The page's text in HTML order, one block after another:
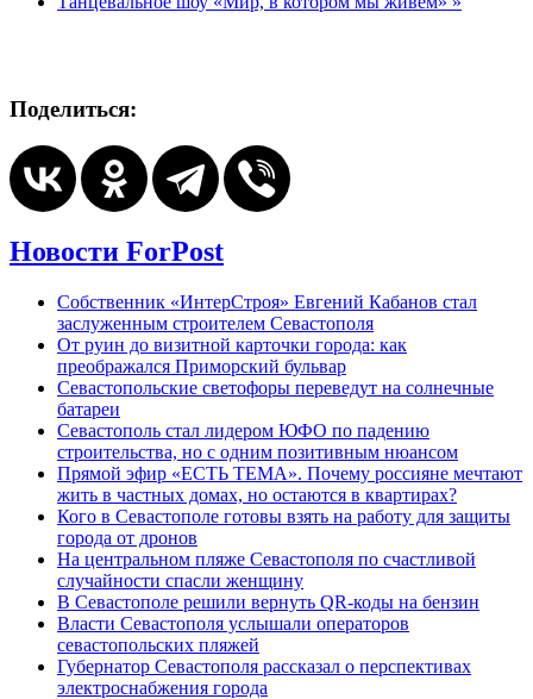
Поделиться:
Новости ForPost
Собственник «ИнтерСтроя» Евгений Кабанов стал
заслуженным строителем Севастополя
От руин до визитной карточки города: как
преображался Приморский бульвар
Севастопольские светофоры переведут на солнечные
батареи
Севастополь стал лидером ЮФО по падению
строительства, но с одним позитивным нюансом
Прямой эфир «ЕСТЬ ТЕМА». Почему россияне мечтают
жить в частных домах, но остаются в квартирах?
Кого в Севастополе готовы взять на работу для защиты
города от дронов
На центральном пляже Севастополя по счастливой
случайности спасли женщину
В Севастополе решили вернуть QR-коды на бензин
Власти Севастополя услышали операторов
севастопольских пляжей
Губернатор Севастополя рассказал о перспективах
электроснабжения города